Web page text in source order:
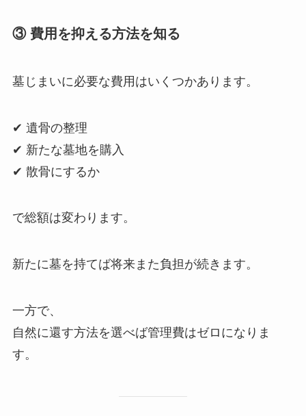
③ 費用を​抑える​方​法を​知る
墓じまいに必要な費用はいくつかあります。
✔ 遺骨の整理
✔ 新たな墓地を購入
✔ 散骨にするか
で総額は変わります。
新たに墓を持てば将来また負担が続きます。
一方で、
自然に還す方法を選べば管理費はゼロになりま
す。